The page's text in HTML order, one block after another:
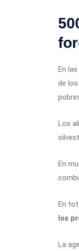
En
de
Los
En
En
los
La